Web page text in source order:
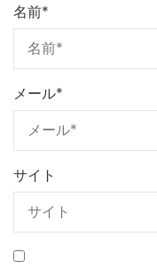
名前*
メール*
サイト